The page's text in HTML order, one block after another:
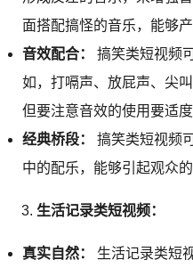
面搭配搞怪的音乐，能够
音效配合：
搞笑类短视频
如，打嗝声、放屁声、尖
但要注意音效的使用要适
经典桥段：
搞笑类短视频
中的配乐，能够引起观众
生活记录类短视频：
真实自然：
生活记录类短